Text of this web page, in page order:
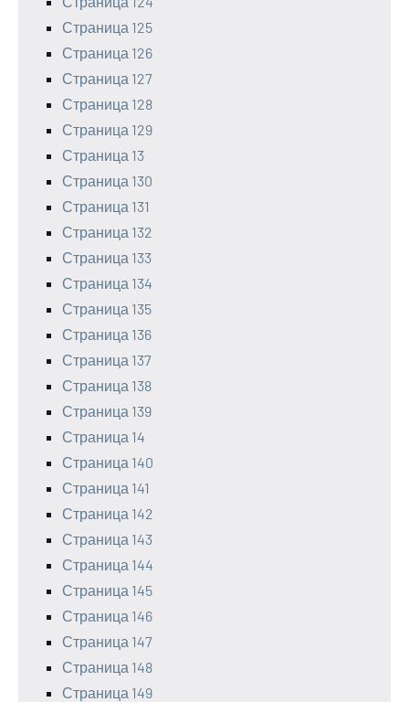
Страница 125
Страница 126
Страница 127
Страница 128
Страница 129
Страница 13
Страница 130
Страница 131
Страница 132
Страница 133
Страница 134
Страница 135
Страница 136
Страница 137
Страница 138
Страница 139
Страница 14
Страница 140
Страница 141
Страница 142
Страница 143
Страница 144
Страница 145
Страница 146
Страница 147
Страница 148
Страница 149